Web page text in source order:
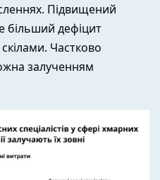
Підвищений
більший дефіцит
Частково
залученням